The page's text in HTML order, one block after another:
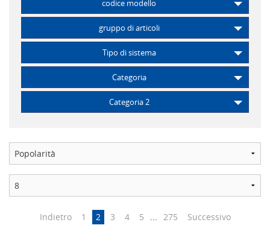
codice modello
gruppo di articoli
Tipo di sistema
Categoria
Categoria 2
Indietro 1 2 3 4 5 ... 275 Successivo